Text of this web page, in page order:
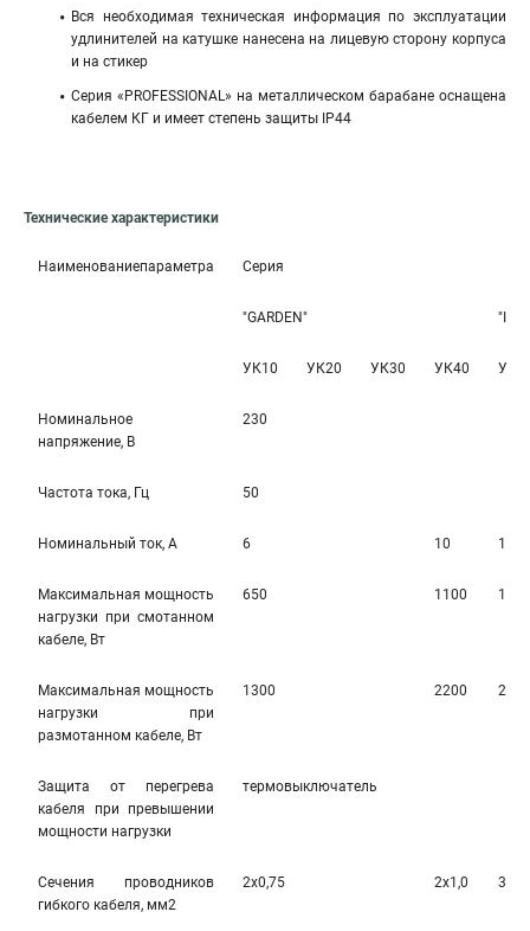
Вся необходимая техническая информация по эксплуатации
удлинителей на катушке нанесена на лицевую сторону корпуса
и на стикер
Серия «PROFESSIONAL» на металлическом барабане оснащена
кабелем КГ и имеет степень защиты IP44
Технические характеристики
Наименованиепараметра Серия
"GARDEN"
УК10 УК20 УК30 УК40
Номинальное
напряжение, В
230
Частота тока, Гц 50
Номинальный ток, А 6 10 10
Максимальная мощность
нагрузки при смотанном
кабеле, Вт
650 1100 1100
Максимальная мощность
нагрузки при
размотанном кабеле, Вт
1300 2200 2200
Защита от перегрева
кабеля при превышении
мощности нагрузки
термовыключатель
Сечения проводников
гибкого кабеля, мм2
2х0,75 2х1,0